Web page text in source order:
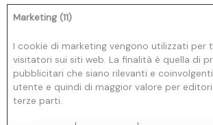
Marketing (11)
I cookie di marketing vengono utilizzati per
visitatori sui siti web. La finalità è quella di
pubblicitari che siano rilevanti e
utente e quindi di maggior valore per
terze parti.